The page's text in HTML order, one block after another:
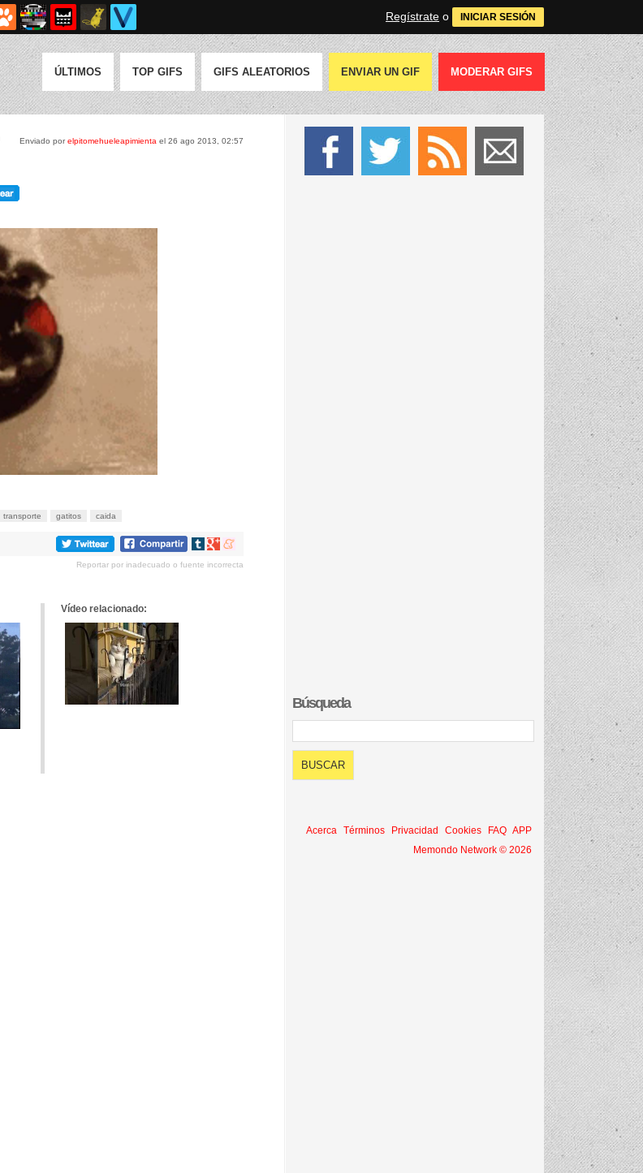
Regístrate o INICIAR SESIÓN
ÚLTIMOS TOP GIFS GIFS ALEATORIOS ENVIAR UN GIF MODERAR GIFS
Enviado porelpitomehueleapimienta el 26 ago 2013, 02:57
transporte gatitos caida
Compartir
tumblr
Compartir
Google+
Compartir
meneame
Reportar por inadecuado o fuente incorrecta
Vídeo relacionado:
Búsqueda
Acerca Términos Privacidad Cookies FAQ APP
Memondo Network © 2026